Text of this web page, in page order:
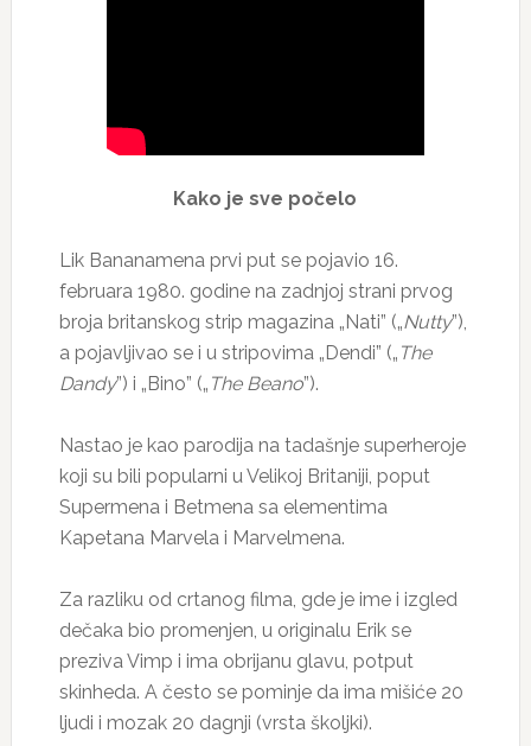
Kako je sve počelo
Lik Bananamena prvi put se pojavio 16.
februara 1980. godine na zadnjoj strani prvog
broja britanskog strip magazina „Nati” („Nutty”),
a pojavljivao se i u stripovima „Dendi” („ The
Dandy”) i „Bino” („ The Beano”).
Nastao je kao parodija na tadašnje superheroje
koji su bili popularni u Velikoj Britaniji, poput
Supermena i Betmena sa elementima
Kapetana Marvela i Marvelmena.
Za razliku od crtanog filma, gde je ime i izgled
dečaka bio promenjen, u originalu Erik se
preziva Vimp i ima obrijanu glavu, potput
skinheda. A često se pominje da ima mišiće 20
ljudi i mozak 20 dagnji (vrsta školjki).